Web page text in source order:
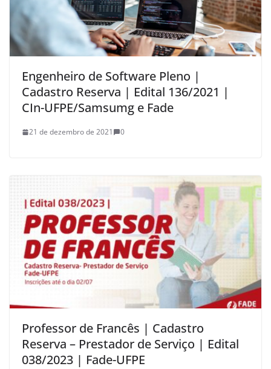
Engenheiro de Software Pleno |
Cadastro Reserva | Edital 136/2021 |
CIn-UFPE/Samsumg e Fade
21 de dezembro de 2021 0
Professor de Francês | Cadastro
Reserva – Prestador de Serviço | Edital
038/2023 | Fade-UFPE